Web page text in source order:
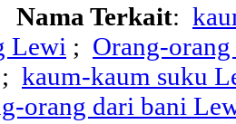
Nama Terkait:
Lewi ; Orang-
; kaum-kaum suku
orang dari bani